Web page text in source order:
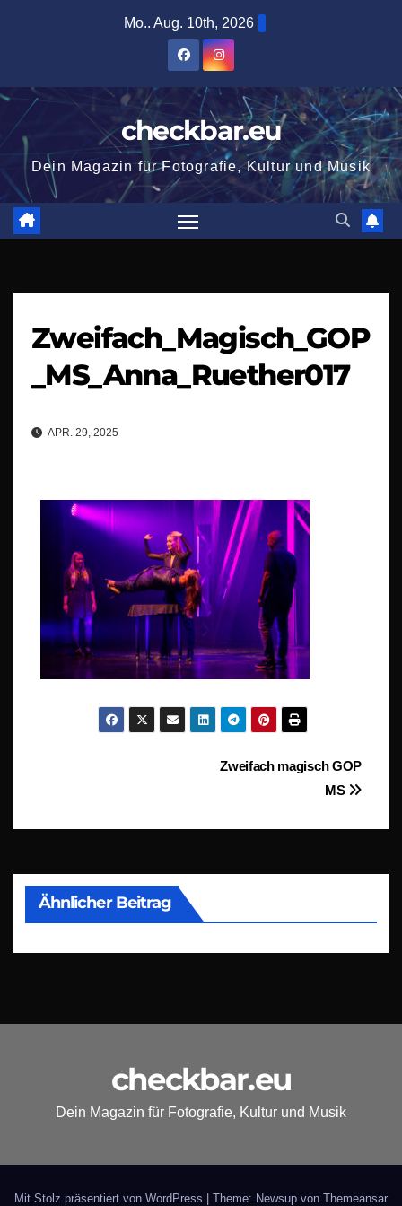
Mo.. Aug. 10th, 2026
checkbar.eu
Dein Magazin für Fotografie, Kultur und Musik
Zweifach_Magisch_GOP
_MS_Anna_Ruether017
APR. 29, 2025
Beitragsnavigation
Zweifach magisch GOP
MS
Ähnlicher Beitrag
checkbar.eu
Dein Magazin für Fotografie, Kultur und Musik
Mit Stolz präsentiert von WordPress | Theme: Newsup von Themeansar